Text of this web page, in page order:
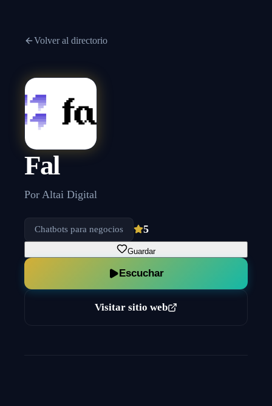
Volver al directorio
Fal
Por Altai Digital
Chatbots para negocios 5
Guardar
Escuchar
Visitar sitio web